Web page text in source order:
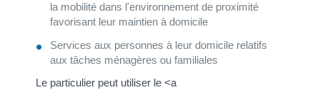
la mobilité dans l'environnement de proximité
favorisant leur maintien à domicile
Services aux personnes à leur domicile relatifs
aux tâches ménagères ou familiales
Le particulier peut utiliser le <a